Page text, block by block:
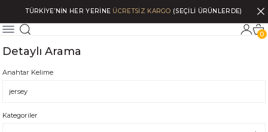
TÜRKİYE’NİN HER YERİNE ÜCRETSİZ KARGO (SEÇİLİ ÜRÜNLERDE)
0
Detaylı Arama
Anahtar Kelime
Kategoriler